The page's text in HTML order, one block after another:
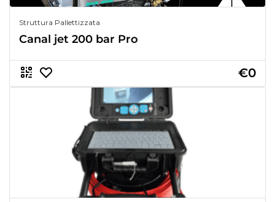
Struttura Pallettizzata
Canal jet 200 bar Pro
€0